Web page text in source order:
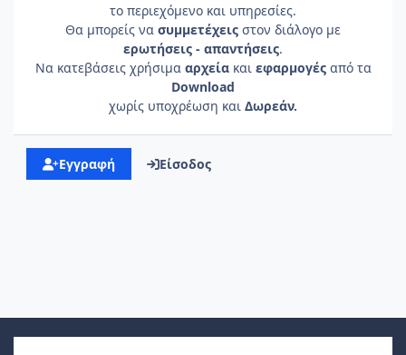
το περιεχόμενο και υπηρεσίες.
Θα μπορείς να συμμετέχεις στον διάλογο με
ερωτήσεις - απαντήσεις.
Να κατεβάσεις χρήσιμα αρχείακαι εφαρμογέςαπό τα
Download
χωρίς υποχρέωση και Δωρεάν.
Εγγραφή Είσοδος